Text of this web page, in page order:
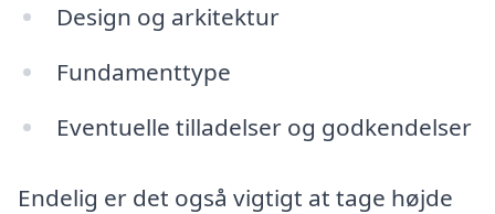
Design og arkitektur
Fundamenttype
Eventuelle tilladelser og godkendelser
Endelig er det også vigtigt at tage højde